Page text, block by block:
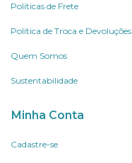
Políticas de Frete
Política de Troca e Devoluções
Quem Somos
Sustentabilidade
Minha Conta
Cadastre-se